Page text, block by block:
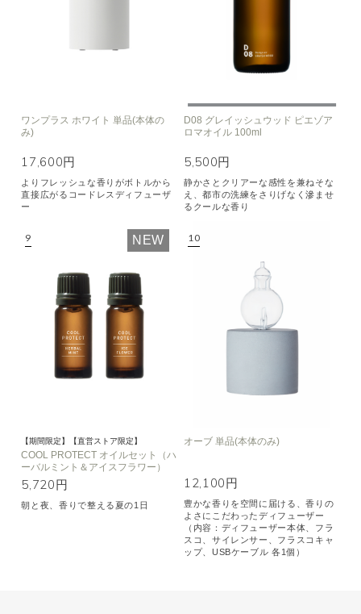
ワンプラス ホワイト 単品(本体の
み)
17,600円
よりフレッシュな香りがボトルから
直接広がるコードレスディフューザ
ー
D08 グレイッシュウッド ピエゾア
ロマオイル 100ml
5,500円
静かさとクリアーな感性を兼ねそな
え、都市の洗練をさりげなく滲ませ
るクールな香り
NEW
【期間限定】【直営ストア限定】
COOL PROTECT オイルセット（ハ
ーバルミント＆アイスフラワー）
5,720円
朝と夜、香りで整える夏の1日
オーブ 単品(本体のみ)
12,100円
豊かな香りを空間に届ける、香りの
よさにこだわったディフューザー
（内容：ディフューザー本体、フラ
スコ、サイレンサー、フラスコキャ
ップ、USBケーブル 各1個）